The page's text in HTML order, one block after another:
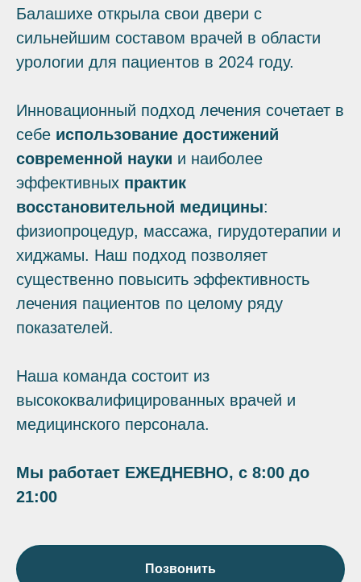
Балашихе открыла свои двери с
сильнейшим составом врачей в области
урологии для пациентов в 2024 году.
Инновационный подход лечения сочетает в
себе использование достижений
современной науки и наиболее
эффективных практик
восстановительной медицины:
физиопроцедур, массажа, гирудотерапии и
хиджамы. Наш подход позволяет
существенно повысить эффективность
лечения пациентов по целому ряду
показателей.
Наша команда состоит из
высококвалифицированных врачей и
медицинского персонала.
Мы работает ЕЖЕДНЕВНО, с 8:00 до
21:00
Позвонить